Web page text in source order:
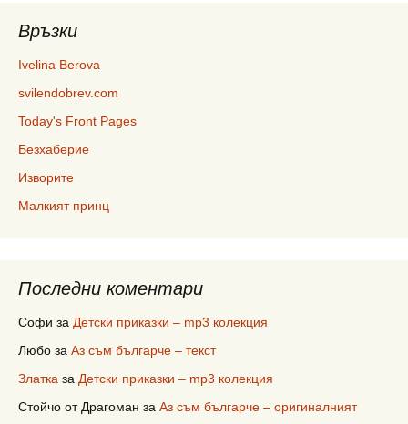
Връзки
Ivelina Berova
svilendobrev.com
Today's Front Pages
Безхаберие
Изворите
Малкият принц
Последни коментари
Софи за Детски приказки – mp3 колекция
Любо за Аз съм българче – текст
Златка за Детски приказки – mp3 колекция
Стойчо от Драгоман за Аз съм българче – оригиналният